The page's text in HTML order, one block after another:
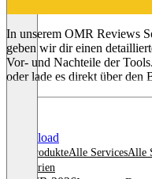
HR
In unserem OMR Reviews
geben wir dir einen
Vor- und Nachteile der
oder lade es direkt über den
Download
Alle ProdukteAlle ServicesAlle
Kategorien